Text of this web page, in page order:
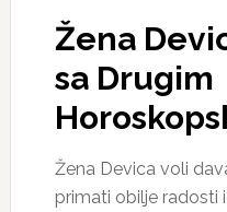
Žena
sa Drugim
Žena Devica voli
primati obilje radosti